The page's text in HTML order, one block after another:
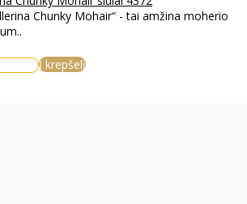
Chunky Mohair“ - tai amžina moherio
Į krepšelį